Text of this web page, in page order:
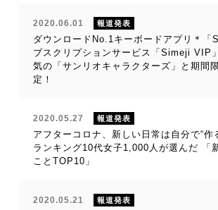
2020.06.01 報道発表
ダウンロードNo.1キーボードアプリ＊「
ブスクリプションサービス「Simeji VIP
気の「サンリオキャラクターズ」と期間
定！
2020.05.27 報道発表
アフターコロナ、新しい日常は自分で“作
ランキング10代女子1,000人が選んだ 「
ことTOP10」
2020.05.21 報道発表